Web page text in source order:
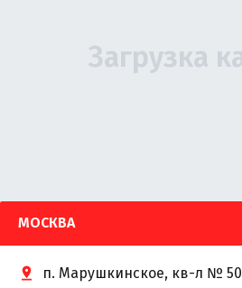
МОСКВА
п. Марушкинское, кв-л № 50